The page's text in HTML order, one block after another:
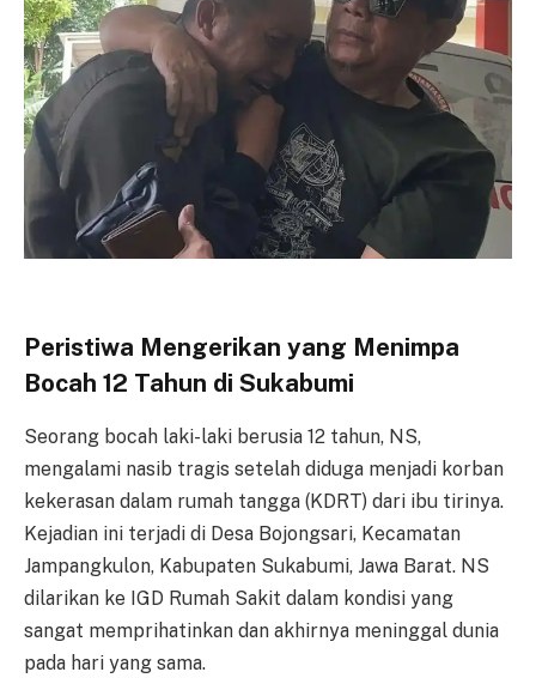
Peristiwa Mengerikan yang Menimpa
Bocah 12 Tahun di Sukabumi
Seorang bocah laki-laki berusia 12 tahun, NS,
mengalami nasib tragis setelah diduga menjadi korban
kekerasan dalam rumah tangga (KDRT) dari ibu tirinya.
Kejadian ini terjadi di Desa Bojongsari, Kecamatan
Jampangkulon, Kabupaten Sukabumi, Jawa Barat. NS
dilarikan ke IGD Rumah Sakit dalam kondisi yang
sangat memprihatinkan dan akhirnya meninggal dunia
pada hari yang sama.